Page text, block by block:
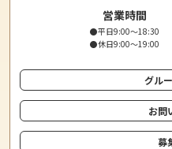
営業時間
●平日9:00〜18:30
●休日9:00〜19:00
グル
お問
募